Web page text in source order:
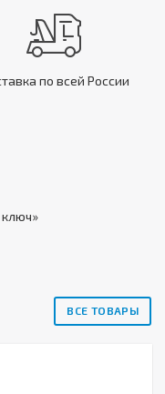
по всей России
ВСЕ ТОВАРЫ